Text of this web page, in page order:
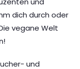
dich durch oder
vegane Welt
und